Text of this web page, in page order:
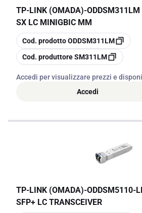
TP-LINK (OMADA)-
SX LC MINIGBIC MM
copia
Cod. prodottoODDSM311LM
copia
Cod. produttoreSM311LM
Accedi per visualizzare prezzi e
Accedi
TP-LINK (OMADA)-ODDSM5110-
SFP+ LC TRANSCEIVER